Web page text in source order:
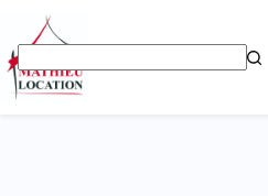
contenu
Aucun
résultat